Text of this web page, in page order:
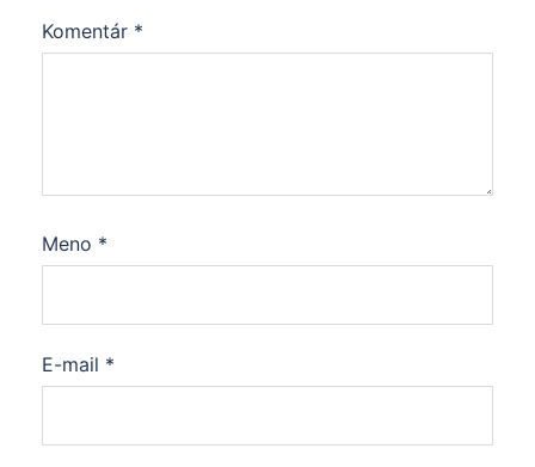
Komentár *
Meno *
E-mail *